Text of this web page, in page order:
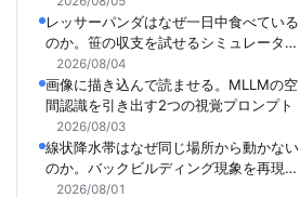
レッサーパンダはなぜ一日中食べている
のか。笹の収支を試せるシミュレーター
を作った
2026/08/04
画像に描き込んで読ませる。MLLMの空
間認識を引き出す2つの視覚プロンプト
2026/08/03
線状降水帯はなぜ同じ場所から動かない
のか。バックビルディング現象を再現で
きるシミュレーターを作った
2026/08/01